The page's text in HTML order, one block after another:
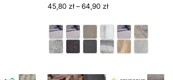
45,80 zł – 64,90 zł